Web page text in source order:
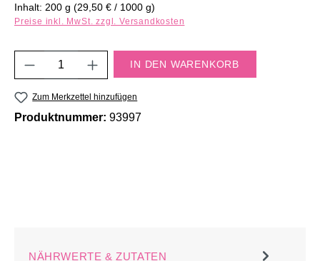
Inhalt: 200 g (29,50 € / 1000 g)
Preise inkl. MwSt. zzgl. Versandkosten
Produkt Anzahl: Gib den gewünschten
IN DEN WARENKORB
Zum Merkzettel hinzufügen
Produktnummer: 93997
NÄHRWERTE & ZUTATEN